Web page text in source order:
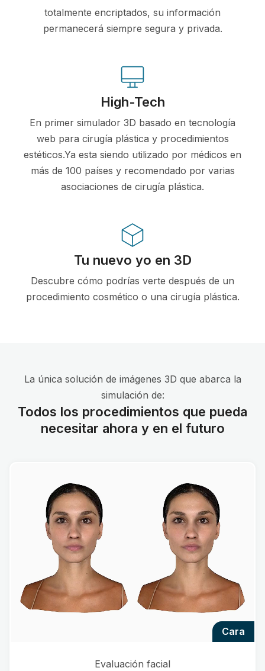
totalmente encriptados, su información
permanecerá siempre segura y privada.
High-Tech
En primer simulador 3D basado en tecnología
web para cirugía plástica y procedimientos
estéticos.Ya esta siendo utilizado por médicos en
más de 100 países y recomendado por varias
asociaciones de cirugía plástica.
Tu nuevo yo en 3D
Descubre cómo podrías verte después de un
procedimiento cosmético o una cirugía plástica.
La única solución de imágenes 3D que abarca la
simulación de:
Todos los procedimientos que pueda
necesitar ahora y en el futuro
cara
Evaluación facial